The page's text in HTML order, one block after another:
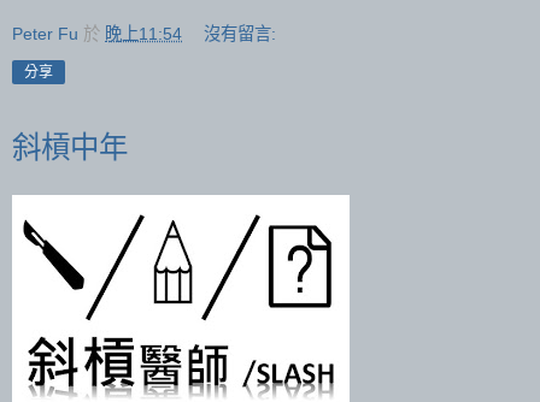
Peter Fu 於 晚上11:54 沒有留言:
分享
斜槓中年